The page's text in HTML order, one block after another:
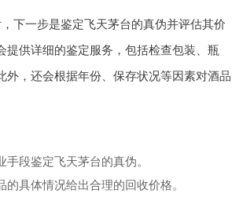
下一步是鉴定飞天茅台的真伪并评估其价
提供详细的鉴定服务，包括检查包装、瓶
外，还会根据年份、保存状况等因素对酒品
手段鉴定飞天茅台的真伪。
的具体情况给出合理的回收价格。